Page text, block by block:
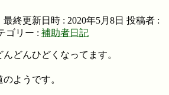
最終更新日時 : 2020年5月8日 投稿者 :
ゴリー : 補助者日記
どんひどくなってます。
ようです。